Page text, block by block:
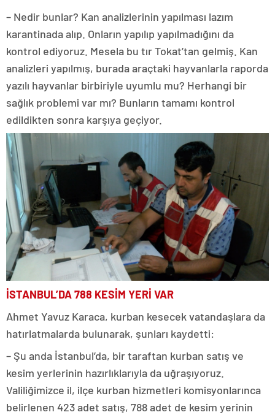
– Nedir bunlar? Kan analizlerinin yapılması lazım
karantinada alıp. Onların yapılıp yapılmadığını da
kontrol ediyoruz. Mesela bu tır Tokat’tan gelmiş. Kan
analizleri yapılmış, burada araçtaki hayvanlarla raporda
yazılı hayvanlar birbiriyle uyumlu mu? Herhangi bir
sağlık problemi var mı? Bunların tamamı kontrol
edildikten sonra karşıya geçiyor.
İSTANBUL’DA 788 KESİM YERİ VAR
Ahmet Yavuz Karaca, kurban kesecek vatandaşlara da
hatırlatmalarda bulunarak, şunları kaydetti:
– Şu anda İstanbul’da, bir taraftan kurban satış ve
kesim yerlerinin hazırlıklarıyla da uğraşıyoruz.
Valiliğimizce il, ilçe kurban hizmetleri komisyonlarınca
belirlenen 423 adet satış, 788 adet de kesim yerinin